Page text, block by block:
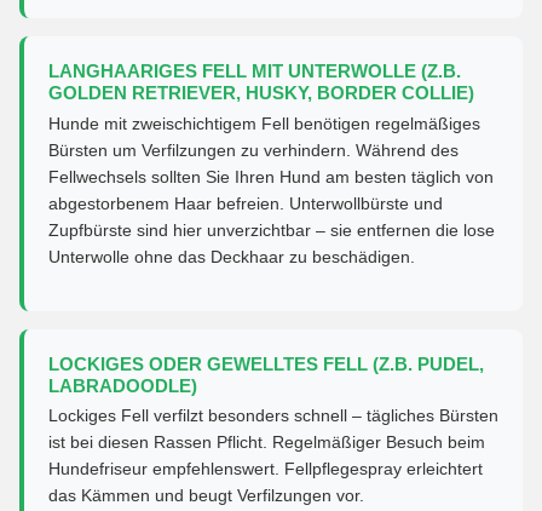
LANGHAARIGES FELL MIT UNTERWOLLE (Z.B.
GOLDEN RETRIEVER, HUSKY, BORDER COLLIE)
Hunde mit zweischichtigem Fell benötigen regelmäßiges
Bürsten um Verfilzungen zu verhindern. Während des
Fellwechsels sollten Sie Ihren Hund am besten täglich von
abgestorbenem Haar befreien. Unterwollbürste und
Zupfbürste sind hier unverzichtbar – sie entfernen die lose
Unterwolle ohne das Deckhaar zu beschädigen.
LOCKIGES ODER GEWELLTES FELL (Z.B. PUDEL,
LABRADOODLE)
Lockiges Fell verfilzt besonders schnell – tägliches Bürsten
ist bei diesen Rassen Pflicht. Regelmäßiger Besuch beim
Hundefriseur empfehlenswert. Fellpflegespray erleichtert
das Kämmen und beugt Verfilzungen vor.